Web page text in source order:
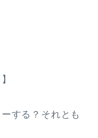
する？それとも